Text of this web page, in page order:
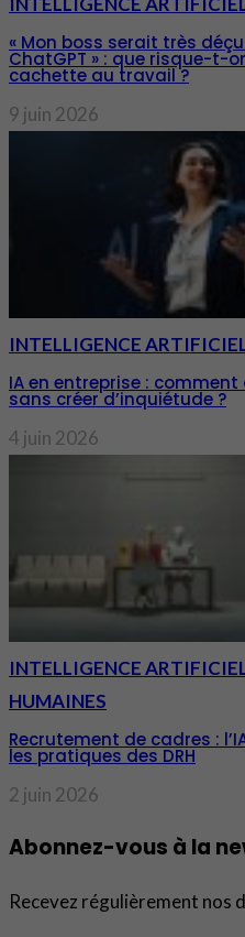
« Mon boss serait très
ChatGPT » : que risque-t-
cachette au travail ?
9 juin 2026
INTELLIGENCE
IA en entreprise :
sans créer d’inquiétude ?
4 juin 2026
INTELLIGENCE
HUMAINES
Recrutement de cadres :
les pratiques des DRH
2 juin 2026
Abonnez-vous à la
Recevez régulièrement nos